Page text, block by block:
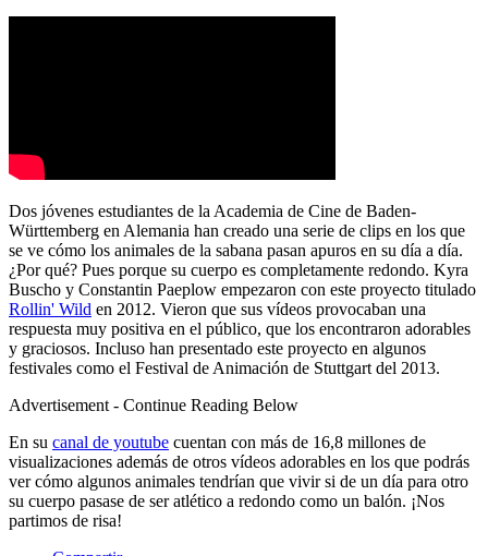
Dos jóvenes estudiantes de la Academia de Cine de Baden-
Württemberg en Alemania han creado una serie de clips en los que
se ve cómo los animales de la sabana pasan apuros en su día a día.
¿Por qué? Pues porque su cuerpo es completamente redondo. Kyra
Buscho y Constantin Paeplow empezaron con este proyecto titulado
Rollin' Wild en 2012. Vieron que sus vídeos provocaban una
respuesta muy positiva en el público, que los encontraron adorables
y graciosos. Incluso han presentado este proyecto en algunos
festivales como el Festival de Animación de Stuttgart del 2013.
Advertisement - Continue Reading Below
En su canal de youtube cuentan con más de 16,8 millones de
visualizaciones además de otros vídeos adorables en los que podrás
ver cómo algunos animales tendrían que vivir si de un día para otro
su cuerpo pasase de ser atlético a redondo como un balón. ¡Nos
partimos de risa!